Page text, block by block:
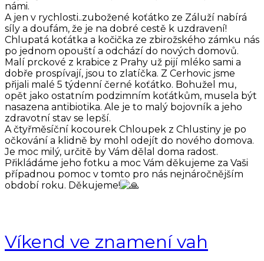
námi.
A jen v rychlosti..zubožené koťátko ze Záluží nabírá
síly a doufám, že je na dobré cestě k uzdravení!
Chlupatá koťátka a kočička ze zbirožského zámku nás
po jednom opouští a odchází do nových domovů.
Malí prckové z krabice z Prahy už pijí mléko sami a
dobře prospívají, jsou to zlatíčka. Z Cerhovic jsme
přijali malé 5 týdenní černé koťátko. Bohužel mu,
opět jako ostatním podzimním koťátkům, musela být
nasazena antibiotika. Ale je to malý bojovník a jeho
zdravotní stav se lepší.
A čtyřměsíční kocourek Chloupek z Chlustiny je po
očkování a klidně by mohl odejít do nového domova.
Je moc milý, určitě by Vám dělal doma radost.
Přikládáme jeho fotku a moc Vám děkujeme za Vaši
případnou pomoc v tomto pro nás nejnáročnějším
období roku. Děkujeme!
Víkend ve znamení vah